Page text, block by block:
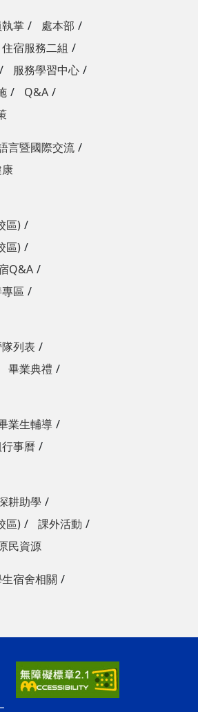
掌
處本部
住宿服務二組
服務學習中心
Q&A
言暨國際交流
區)
區)
Q&A
區
列表
畢業典禮
業生輔導
事曆
耕助學
區)
課外活動
民資源
宿舍相關